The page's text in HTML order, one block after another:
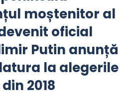
moștenitor al
oficial
Putin anunță
la alegerile
2018